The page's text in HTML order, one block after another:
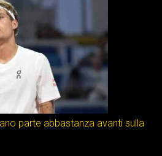
parte abbastanza avanti sulla